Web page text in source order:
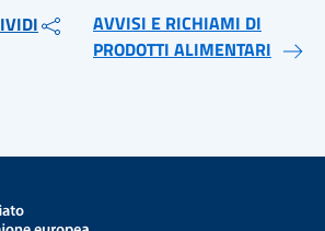
AVVISI E RICHIAMI DI
PRODOTTI ALIMENTARI